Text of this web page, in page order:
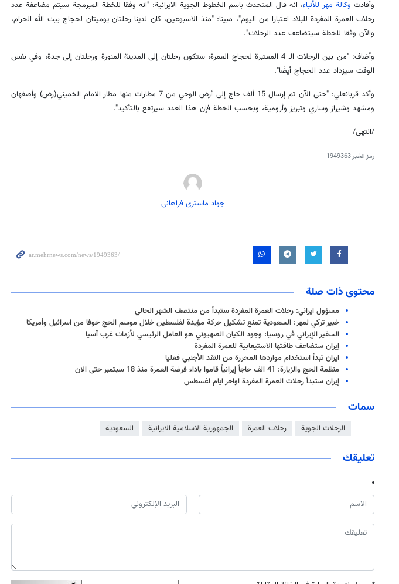
وأفادت وكالة مهر للأنباء، انه قال المتحدث باسم الخطوط الجوية الايرانية: "انه وفقا للخطة المبرمجة سيتم مضاعفة عدد
رحلات العمرة المفردة للبلاد اعتبارا من اليوم"، مبينا: "منذ الاسبوعين، كان لدينا رحلتان يوميتان لحجاج بيت الله الحرام،
والآن وفقا للخطة سيتضاعف عدد الرحلات".
وأضاف: "من بين الرحلات الـ 4 المعتبرة لحجاج العمرة، ستكون رحلتان إلى المدينة المنورة ورحلتان إلى جدة، وفي نفس
الوقت سيزداد عدد الحجاج أيضًا".
وأكد قربانعلي: "حتى الآن تم إرسال 15 ألف حاج إلى أرض الوحي من 7 مطارات منها مطار الامام الخميني(رض) وأصفهان
ومشهد وشيراز وساري وتبريز وأرومية، وبحسب الخطة فإن هذا العدد سيرتفع بالتأكيد".
/انتهى/
رمز الخبر1949363
جواد ماستری فراهانی
محتوى ذات صلة
مسؤول ايراني: رحلات العمرة المفردة ستبدأ من منتصف الشهر الحالي
خبير تركي لمهر: السعودية تمنع تشكيل حركة مؤيدة لفلسطين خلال موسم الحج خوفا من اسرائيل وأمريكا
السفير الإيراني في روسيا: وجود الكيان الصهيوني هو العامل الرئيسي لأزمات غرب آسيا
إيران ستضاعف طاقتها الاستيعابية للعمرة المفردة
ايران تبدأ استخدام مواردها المحررة من النقد الأجنبي فعليا
منظمة الحج والزيارة: 41 الف حاجاً إيرانياً قاموا باداء فرضة العمرة منذ 18 سبتمبر حتى الان
إيران ستبدأ رحلات العمرة المفردة اواخر ايام اغسطس
سمات
الرحلات الجوية رحلات العمرة الجمهورية الاسلامية الايرانية السعودية
تعليقك